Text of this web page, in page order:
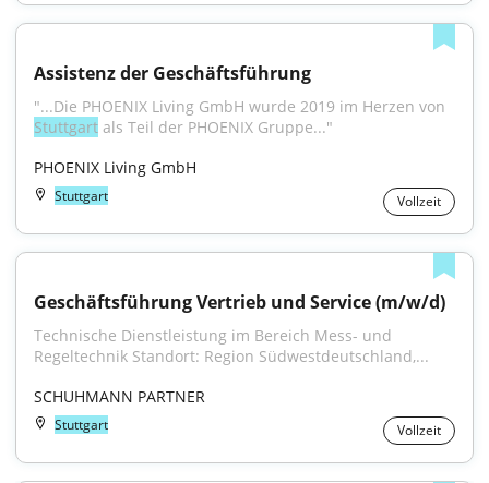
Assistenz der Geschäftsführung
Stuttgart als Teil der PHOENIX Gruppe..."
PHOENIX Living GmbH
Stuttgart Vollzeit
Geschäftsführung Vertrieb und Service (m/w/d)
Technische Dienstleistung im Bereich Mess- und
Regeltechnik Standort: Region Südwestdeutschland,...
SCHUHMANN PARTNER
Stuttgart Vollzeit